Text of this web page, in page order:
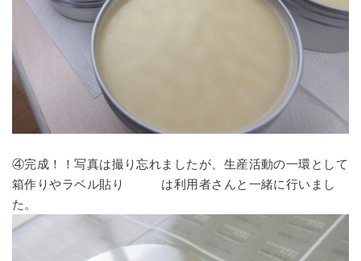
④完成！！写真は撮り忘れましたが、生産活動の一環として
箱作りやラベル貼り は利用者さんと一緒に行いまし
た。